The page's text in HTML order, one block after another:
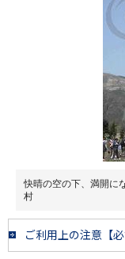
快晴の空の下、満開に
村
ご利用上の注意【